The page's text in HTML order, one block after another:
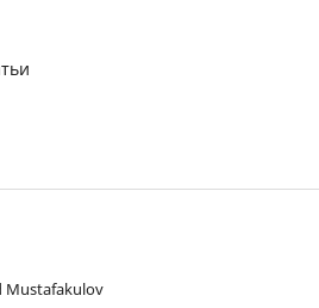
Mustafakulov